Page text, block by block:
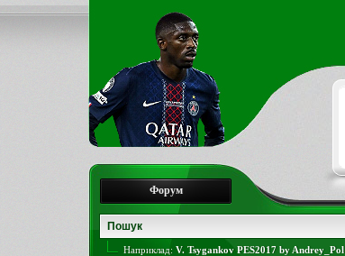
Форум
Наприклад: V. Tsygankov PES2017 by Andrey_Pol